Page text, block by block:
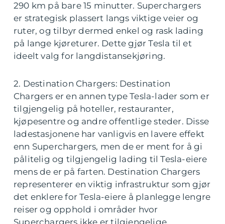
290 km på bare 15 minutter. Superchargers
er strategisk plassert langs viktige veier og
ruter, og tilbyr dermed enkel og rask lading
på lange kjøreturer. Dette gjør Tesla til et
ideelt valg for langdistansekjøring.
2. Destination Chargers: Destination
Chargers er en annen type Tesla-lader som er
tilgjengelig på hoteller, restauranter,
kjøpesentre og andre offentlige steder. Disse
ladestasjonene har vanligvis en lavere effekt
enn Superchargers, men de er ment for å gi
pålitelig og tilgjengelig lading til Tesla-eiere
mens de er på farten. Destination Chargers
representerer en viktig infrastruktur som gjør
det enklere for Tesla-eiere å planlegge lengre
reiser og opphold i områder hvor
Superchargers ikke er tilgjengelige.